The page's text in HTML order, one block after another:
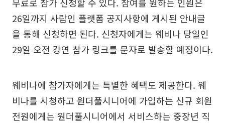
26일까지 사람인 플랫폼 공지사항에 게시된 안내글
을 통해 신청하면 된다. 신청자에게는 웨비나 당일인
29일 오전 강연 참가 링크를 문자로 발송할 예정이다.
웨비나에 참가자에게는 특별한 혜택도 제공한다. 웨
비나를 시청하고 원더풀시니어에 가입하는 신규 회원
전원에게는 원더풀시니어에서 서비스하는 중장년 직